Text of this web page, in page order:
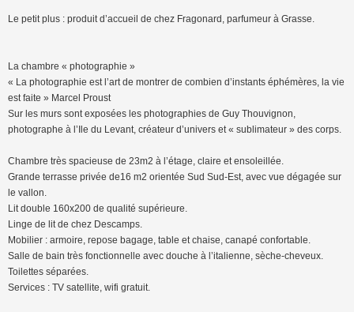
Le petit plus : produit d’accueil de chez Fragonard, parfumeur à Grasse.
La chambre « photographie »
« La photographie est l’art de montrer de combien d’instants éphémères, la vie
est faite » Marcel Proust
Sur les murs sont exposées les photographies de Guy Thouvignon,
photographe à l’Ile du Levant, créateur d’univers et « sublimateur » des corps.
Chambre très spacieuse de 23m2 à l’étage, claire et ensoleillée.
Grande terrasse privée de16 m2 orientée Sud Sud-Est, avec vue dégagée sur
le vallon.
Lit double 160x200 de qualité supérieure.
Linge de lit de chez Descamps.
Mobilier : armoire, repose bagage, table et chaise, canapé confortable.
Salle de bain très fonctionnelle avec douche à l’italienne, sèche-cheveux.
Toilettes séparées.
Services : TV satellite, wifi gratuit.